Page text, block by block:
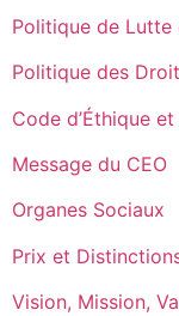
Politique de
Politique des
Code d’Éthique
Message du CEO
Organes Sociaux
Prix et
Vision, Mission,